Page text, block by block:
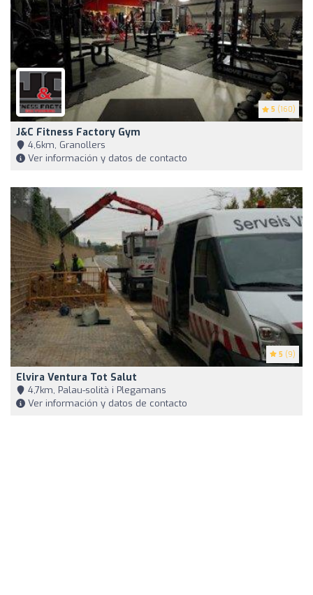
5 (160)
J&C Fitness Factory Gym
4,6km, Granollers
Ver información y datos de contacto
5 (9)
Elvira Ventura Tot Salut
4,7km, Palau-solità i Plegamans
Ver información y datos de contacto